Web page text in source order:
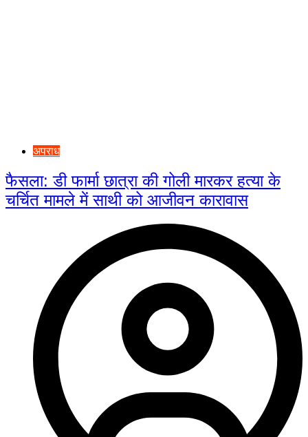
अपराध
फैसला: डी फार्मा छात्रा की गोली मारकर हत्या के
चर्चित मामले में साथी को आजीवन कारावास